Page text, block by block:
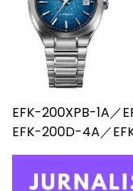
EFK-200XPB-1A／
EFK-200D-4A／